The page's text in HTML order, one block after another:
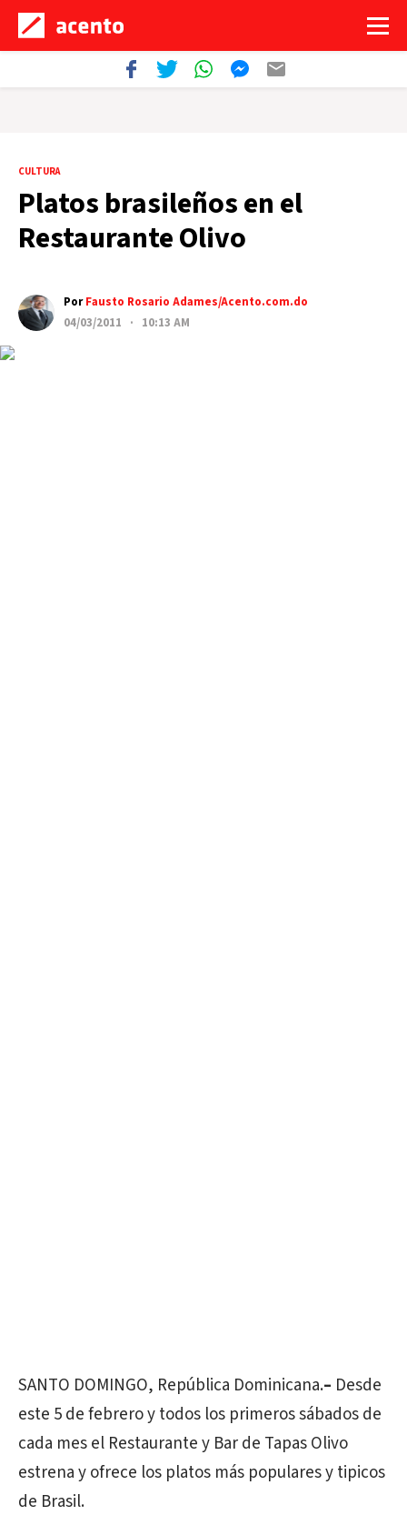
CULTURA
Platos brasileños en el
Restaurante Olivo
PorFausto Rosario Adames/Acento.com.do
04/03/2011 · 10:13 AM
SANTO DOMINGO, República Dominicana.– Desde
este 5 de febrero y todos los primeros sábados de
cada mes el Restaurante y Bar de Tapas Olivo
estrena y ofrece los platos más populares y tipicos
de Brasil.